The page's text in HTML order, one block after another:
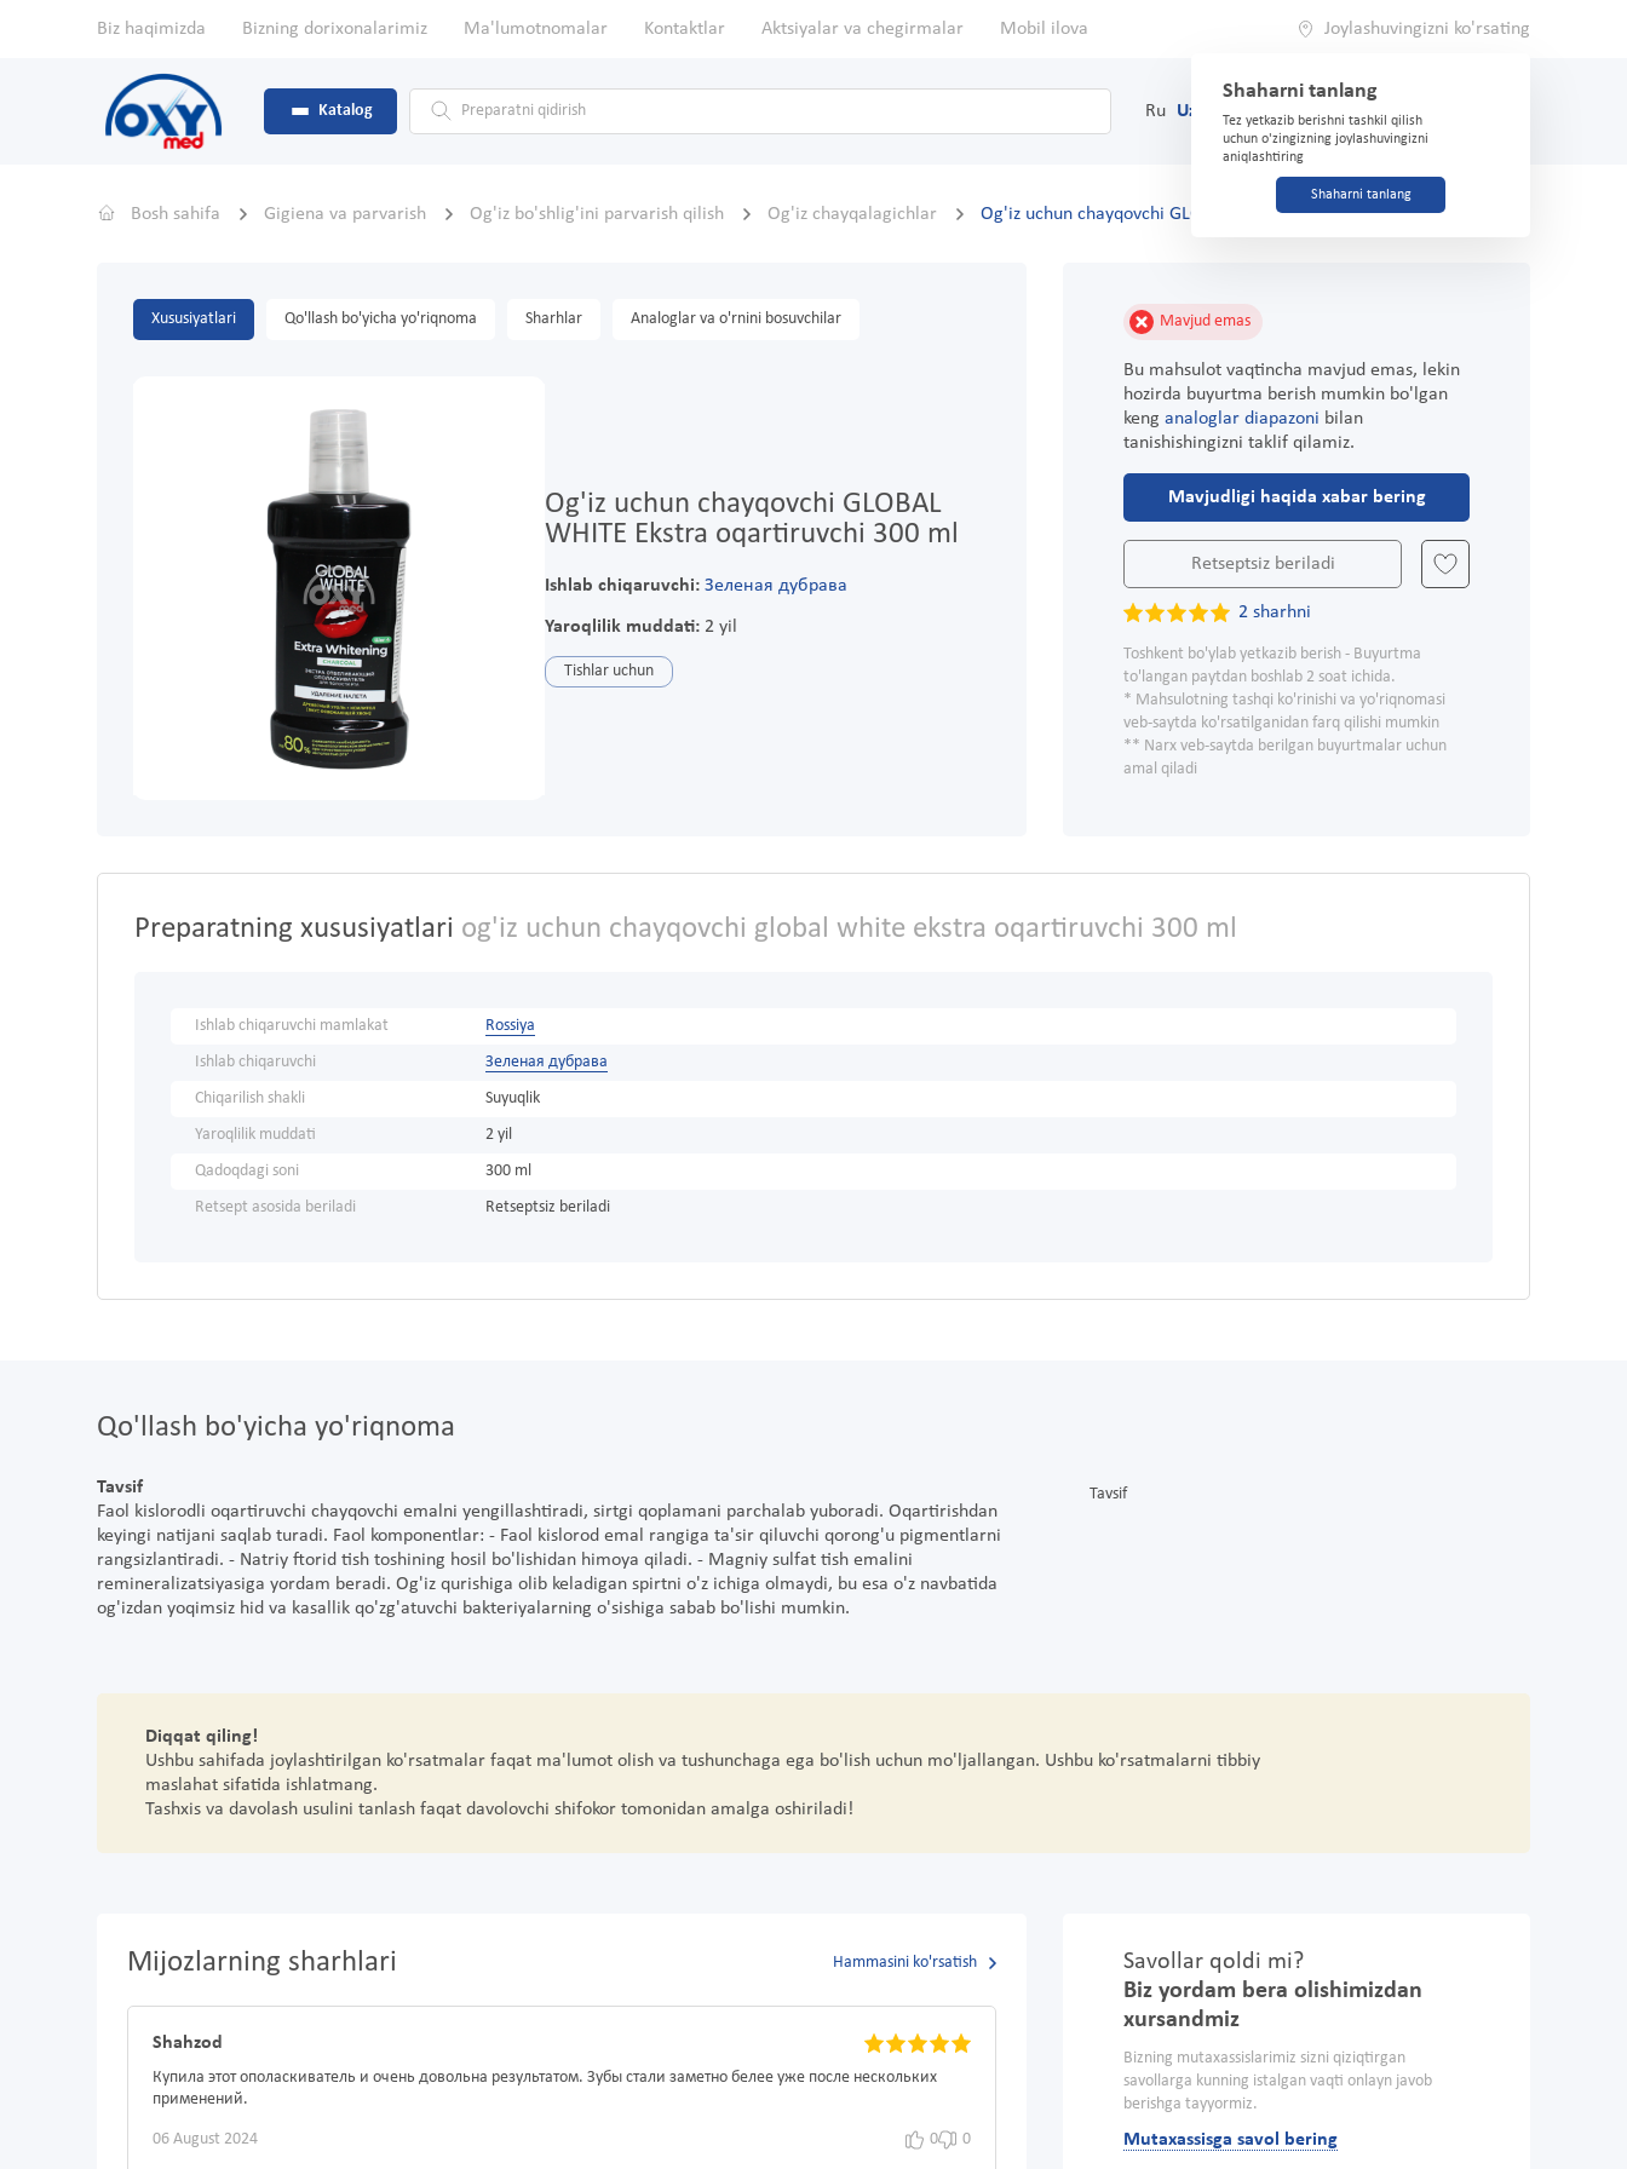
Biz haqimizda Bizning dorixonalarimiz Ma'lumotnomalar Kontaktlar Aktsiyalar va chegirmalar Mobil ilova Joylashuvingizni ko'rsating
Shaharni tanlang
Tez yetkazib berishni tashkil qilish
uchun o'zingizning joylashuvingizni
aniqlashtiring
Shaharni tanlang
Katalog Ru Uz (71) 200-03-03
Bosh sahifa Gigiena va parvarish Og'iz bo'shlig'ini parvarish qilish Og'iz chayqalagichlar Og'iz uchun chayqovchi GLOBAL WHITE Ekstra oqartiruvchi 300 ml
Xususiyatlari Qo'llash bo'yicha yo'riqnoma Sharhlar Analoglar va o'rnini bosuvchilar
Og'iz uchun chayqovchi GLOBAL
WHITE Ekstra oqartiruvchi 300 ml
Ishlab chiqaruvchi: Зеленая дубрава
Yaroqlilik muddati:2 yil
Tishlar uchun
Mavjud emas
Bu mahsulot vaqtincha mavjud emas, lekin
hozirda buyurtma berish mumkin bo'lgan
keng analoglar diapazoni bilan
tanishishingizni taklif qilamiz.
Mavjudligi haqida xabar bering
Retseptsiz beriladi
2 sharhni
Toshkent bo'ylab yetkazib berish - Buyurtma
to'langan paytdan boshlab 2 soat ichida.
* Mahsulotning tashqi ko'rinishi va yo'riqnomasi
veb-saytda ko'rsatilganidan farq qilishi mumkin
** Narx veb-saytda berilgan buyurtmalar uchun
amal qiladi
Preparatning xususiyatlari og'iz uchun chayqovchi global white ekstra oqartiruvchi 300 ml
Ishlab chiqaruvchi mamlakat
Rossiya
Ishlab chiqaruvchi
Зеленая дубрава
Chiqarilish shakli
Suyuqlik
Yaroqlilik muddati
2 yil
Qadoqdagi soni
300 ml
Retsept asosida beriladi
Retseptsiz beriladi
Qo'llash bo'yicha yo'riqnoma
Tavsif
Faol kislorodli oqartiruvchi chayqovchi emalni yengillashtiradi, sirtgi qoplamani parchalab yuboradi. Oqartirishdan
keyingi natijani saqlab turadi. Faol komponentlar: - Faol kislorod emal rangiga ta'sir qiluvchi qorong'u pigmentlarni
rangsizlantiradi. - Natriy ftorid tish toshining hosil bo'lishidan himoya qiladi. - Magniy sulfat tish emalini
remineralizatsiyasiga yordam beradi. Og'iz qurishiga olib keladigan spirtni o'z ichiga olmaydi, bu esa o'z navbatida
og'izdan yoqimsiz hid va kasallik qo'zg'atuvchi bakteriyalarning o'sishiga sabab bo'lishi mumkin.
Tavsif
Diqqat qiling!
Ushbu sahifada joylashtirilgan ko'rsatmalar faqat ma'lumot olish va tushunchaga ega bo'lish uchun mo'ljallangan. Ushbu ko'rsatmalarni tibbiy
maslahat sifatida ishlatmang.
Tashxis va davolash usulini tanlash faqat davolovchi shifokor tomonidan amalga oshiriladi!
Mijozlarning sharhlari Hammasini ko'rsatish
Shahzod
Купила этот ополаскиватель и очень довольна результатом. Зубы стали заметно белее уже после нескольких
применений.
06 August 2024 0 0
Savollar qoldi mi?
Biz yordam bera olishimizdan
xursandmiz
Bizning mutaxassislarimiz sizni qiziqtirgan
savollarga kunning istalgan vaqti onlayn javob
berishga tayyormiz.
Mutaxassisga savol bering